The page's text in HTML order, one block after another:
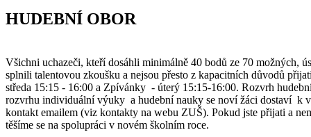
HUDEBNÍ OBOR
Všichni uchazeči, kteří dosáhli minimálně 40 bodů ze 70 možných,
splnili talentovou zkoušku a nejsou přesto z kapacitních důvodů
středa 15:15 - 16:00 a Zpívánky - úterý 15:15-16:00. Rozvrh
rozvrhu individuální výuky a hudební nauky se noví žáci dostaví k
kontakt emailem (viz kontakty na webu ZUŠ). Pokud jste přijati a
těšíme se na spolupráci v novém školním roce.